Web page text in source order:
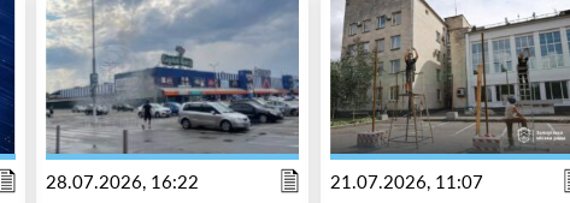
28.07.2026, 16:22 21.07.2026, 11:07